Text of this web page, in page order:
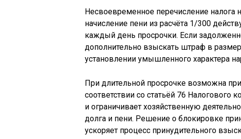
Несвоевременное перечисление налога
начисление пени из расчёта 1/300
каждый день просрочки. Если
дополнительно взыскать штраф в
установлении умышленного характера
При длительной просрочке возможна
соответствии со статьёй 76 Налогового
и ограничивает хозяйственную
долга и пени. Решение о блокировке
ускоряет процесс принудительного